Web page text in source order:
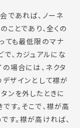
であれば、ノーネ
ことであり、全くの
ても最低限のマナ
、カジュアルにな
の場合には、ネクタ
デザインとして襟が
ンを外したときに
す。そこで、襟が高
す。襟が高ければ、